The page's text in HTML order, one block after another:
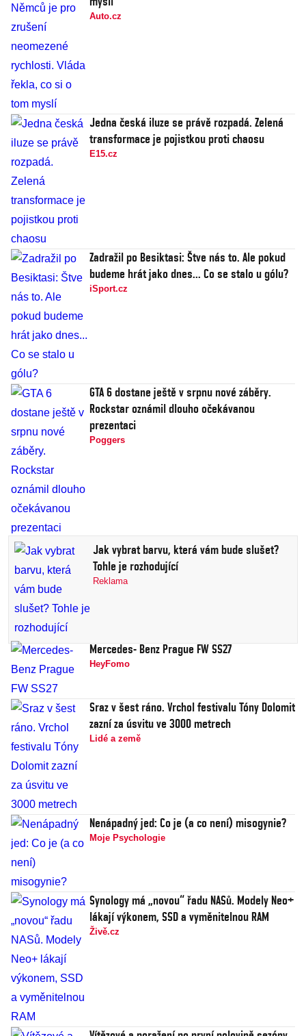
Auto.cz
Jedna česká iluze se právě rozpadá. Zelená
transformace je pojistkou proti chaosu
E15.cz
Zadražil po Besiktasi: Štve nás to. Ale pokud
budeme hrát jako dnes... Co se stalo u gólu?
iSport.cz
GTA 6 dostane ještě v srpnu nové záběry.
Rockstar oznámil dlouho očekávanou
prezentaci
Poggers
Jak vybrat barvu, která vám bude slušet?
Tohle je rozhodující
Reklama
Mercedes- Benz Prague FW SS27
HeyFomo
Sraz v šest ráno. Vrchol festivalu Tóny Dolomit
zazní za úsvitu ve 3000 metrech
Lidé a země
Nenápadný jed: Co je (a co není) misogynie?
Moje Psychologie
Synology má „novou“ řadu NASů. Modely Neo+
lákají výkonem, SSD a vyměnitelnou RAM
Živě.cz